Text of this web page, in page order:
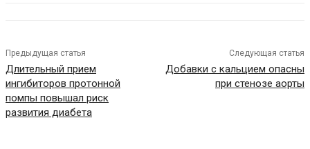
Предыдущая статья
Длительный прием
ингибиторов протонной
помпы повышал риск
развития диабета
Следующая статья
Добавки с кальцием опасны
при стенозе аорты